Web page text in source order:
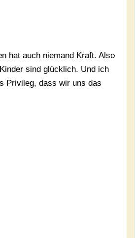
hat auch niemand Kraft. Also
sind glücklich. Und ich
Privileg, dass wir uns das